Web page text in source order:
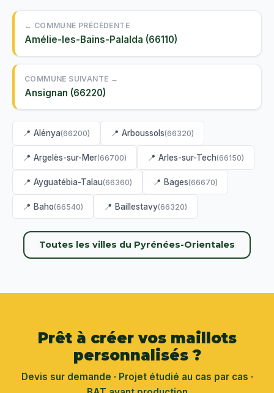
← COMMUNE PRÉCÉDENTE
Amélie-les-Bains-Palalda (66110)
COMMUNE SUIVANTE →
Ansignan (66220)
📍 Alénya(66200) 📍 Arboussols(66320)
📍 Argelès-sur-Mer(66700) 📍 Arles-sur-Tech(66150)
📍 Ayguatébia-Talau(66360) 📍 Bages(66670)
📍 Baho(66540) 📍 Baillestavy(66320)
Toutes les villes du Pyrénées-Orientales
Prêt à créer vos maillots
personnalisés ?
Devis sur demande · Projet étudié au cas par cas ·